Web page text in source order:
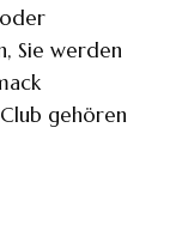
Sie werden
gehören